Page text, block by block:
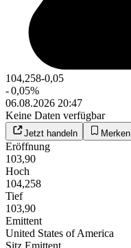
104,258-0,05
-0,05%
06.08.2026 20:47
Keine Daten verfügbar
Jetzt handeln Merken
Eröffnung
103,90
Hoch
104,258
Tief
103,90
Emittent
United States of America
Sitz Emittent